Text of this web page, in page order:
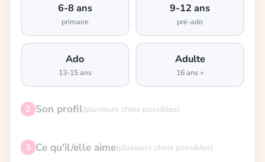
6-8 ans
primaire
9-12 ans
pré-ado
Ado
13-15 ans
Adulte
16 ans +
2 Son profil(plusieurs choix possibles)
3 Ce qu'il/elle aime(plusieurs choix possibles)